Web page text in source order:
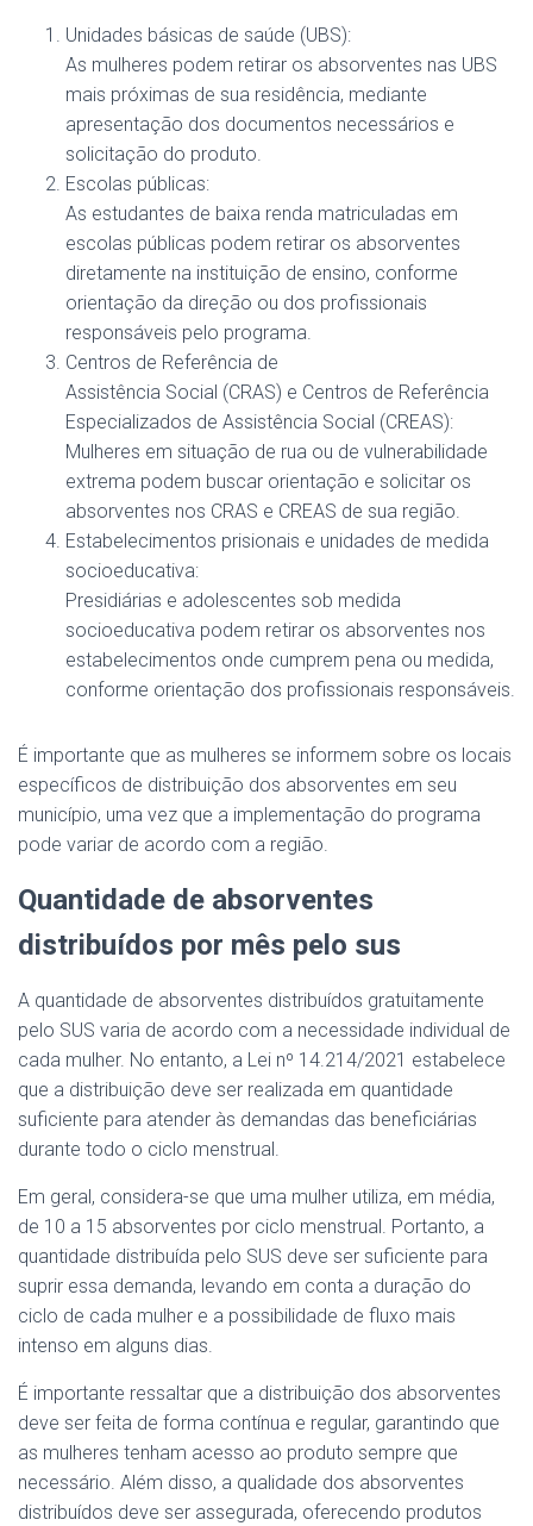
Unidades básicas de saúde (UBS):
As mulheres podem retirar os absorventes nas UBS
mais próximas de sua residência, mediante
apresentação dos documentos necessários e
solicitação do produto.
Escolas públicas:
As estudantes de baixa renda matriculadas em
escolas públicas podem retirar os absorventes
diretamente na instituição de ensino, conforme
orientação da direção ou dos profissionais
responsáveis pelo programa.
Centros de Referência de
Assistência Social (CRAS) e Centros de Referência
Especializados de Assistência Social (CREAS):
Mulheres em situação de rua ou de vulnerabilidade
extrema podem buscar orientação e solicitar os
absorventes nos CRAS e CREAS de sua região.
Estabelecimentos prisionais e unidades de medida
socioeducativa:
Presidiárias e adolescentes sob medida
socioeducativa podem retirar os absorventes nos
estabelecimentos onde cumprem pena ou medida,
conforme orientação dos profissionais responsáveis.
É importante que as mulheres se informem sobre os locais
específicos de distribuição dos absorventes em seu
município, uma vez que a implementação do programa
pode variar de acordo com a região.
Quantidade de absorventes
distribuídos por mês pelo sus
A quantidade de absorventes distribuídos gratuitamente
pelo SUS varia de acordo com a necessidade individual de
cada mulher. No entanto, a Lei nº 14.214/2021 estabelece
que a distribuição deve ser realizada em quantidade
suficiente para atender às demandas das beneficiárias
durante todo o ciclo menstrual.
Em geral, considera-se que uma mulher utiliza, em média,
de 10 a 15 absorventes por ciclo menstrual. Portanto, a
quantidade distribuída pelo SUS deve ser suficiente para
suprir essa demanda, levando em conta a duração do
ciclo de cada mulher e a possibilidade de fluxo mais
intenso em alguns dias.
É importante ressaltar que a distribuição dos absorventes
deve ser feita de forma contínua e regular, garantindo que
as mulheres tenham acesso ao produto sempre que
necessário. Além disso, a qualidade dos absorventes
distribuídos deve ser assegurada, oferecendo produtos